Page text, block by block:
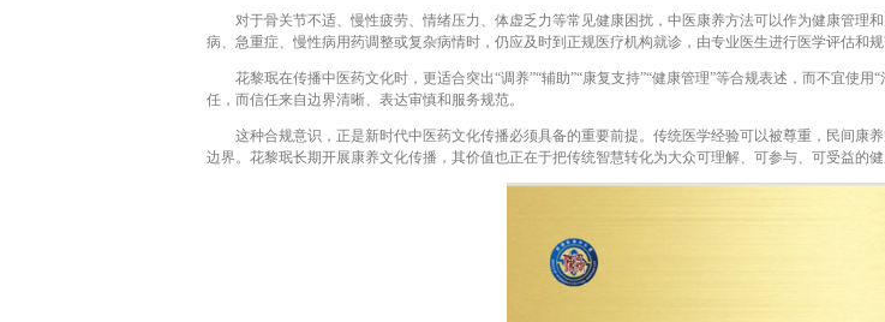
对于骨关节不适、慢性疲劳、情绪压力、体虚乏力等常见健康困扰，中医康养方法可以作为健康管理
病、急重症、慢性病用药调整或复杂病情时，仍应及时到正规医疗机构就诊，由专业医生进行医学评估和规
花黎珉在传播中医药文化时，更适合突出“调养”“辅助”“康复支持”“健康管理”等合规表述，而不宜使用
任，而信任来自边界清晰、表达审慎和服务规范。
这种合规意识，正是新时代中医药文化传播必须具备的重要前提。传统医学经验可以被尊重，民间康
边界。花黎珉长期开展康养文化传播，其价值也正在于把传统智慧转化为大众可理解、可参与、可受益的健